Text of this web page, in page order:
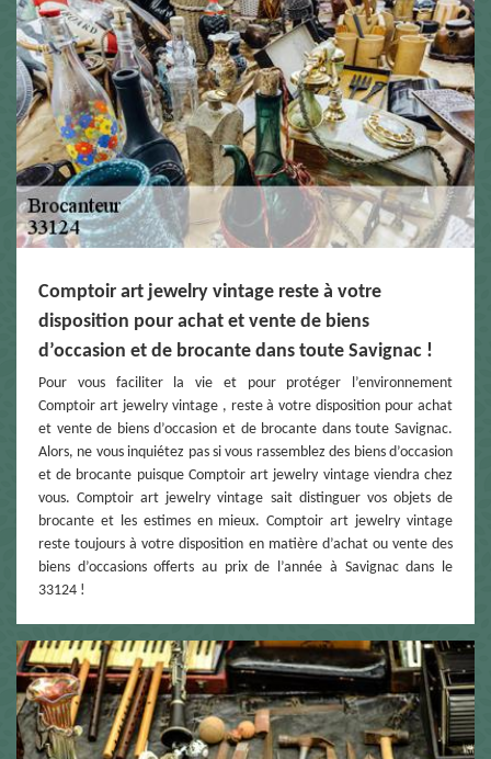
Comptoir art jewelry vintage reste à votre
disposition pour achat et vente de biens
d’occasion et de brocante dans toute Savignac !
Pour vous faciliter la vie et pour protéger l’environnement
Comptoir art jewelry vintage , reste à votre disposition pour achat
et vente de biens d’occasion et de brocante dans toute Savignac.
Alors, ne vous inquiétez pas si vous rassemblez des biens d’occasion
et de brocante puisque Comptoir art jewelry vintage viendra chez
vous. Comptoir art jewelry vintage sait distinguer vos objets de
brocante et les estimes en mieux. Comptoir art jewelry vintage
reste toujours à votre disposition en matière d’achat ou vente des
biens d’occasions offerts au prix de l’année à Savignac dans le
33124 !